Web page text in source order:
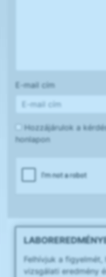
E-mail cím
Hozzájárulok a
honlapon
Felhívjuk a
vizsgálati eredmény